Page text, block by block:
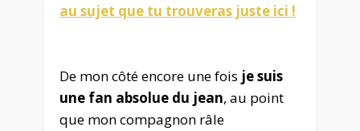
au sujet que tu trouveras juste ici !
De mon côté encore une fois je suis
une fan absolue du jean, au point
que mon compagnon râle